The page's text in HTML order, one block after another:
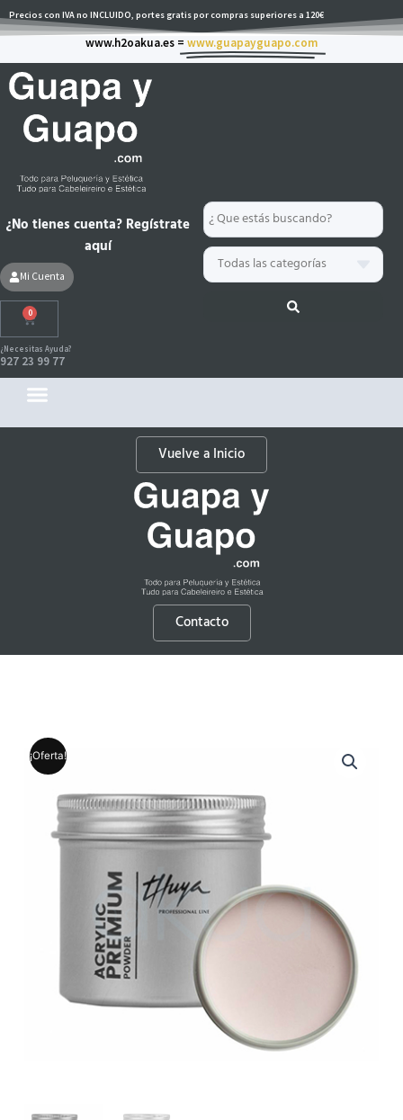
al
Precios con IVA no INCLUIDO, portes gratis por compras superiores a 120€
www.h2oakua.es = www.guapayguapo.com
Search
...
¿No tienes cuenta? Regístrate
aquí
Mi Cuenta
0
Carrito
¿Necesitas Ayuda?
927 23 99 77
Vuelve a Inicio
Contacto
¡Oferta!